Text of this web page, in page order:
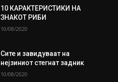
10 КАРАКТЕРИСТИКИ НА
ЗНАКОТ РИБИ
10/08/2020
Сите и завидуваат на
нејзиниот стегнат задник
10/08/2020